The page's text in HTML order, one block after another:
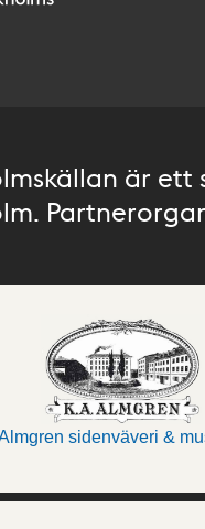
är ett
sidenväveri &